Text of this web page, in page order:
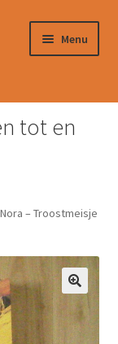
Menu
tot en
– Troostmeisje